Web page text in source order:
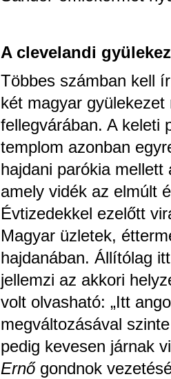
A clevelandi
Többes számban kell
két magyar
fellegvárában. A keleti
templom azonban
hajdani parókia
amely vidék az elmúlt
Évtizedekkel ezelőtt
Magyar üzletek,
hajdanában. Állítólag
jellemzi az akkori
volt olvasható: „Itt
megváltozásával
pedig kevesen járnak
Ernő gondnok